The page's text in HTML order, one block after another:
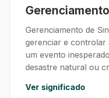
Gerenciamento de
gerenciar e controlar
um evento
desastre natural ou
Ver significado